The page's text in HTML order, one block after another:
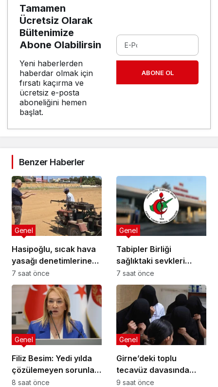
Tamamen
Ücretsiz Olarak
Bültenimize
Abone Olabilirsin
Yeni haberlerden
haberdar olmak için
fırsatı kaçırma ve
ücretsiz e-posta
aboneliğini hemen
başlat.
ABONE OL
Benzer Haberler
Hasipoğlu, sıcak hava
yasağı denetimlerine
sahada katıldı
Genel
7 saat önce
Tabipler Birliği
sağlıktaki sevkleri
eleştirdi: Harcamalar
kamuoyuyla
paylaşılmalı!
Genel
7 saat önce
Filiz Besim: Yedi yılda
çözülemeyen sorunlar
seçim öncesinde
Genel
8 saat önce
Girne’deki toplu
tecavüz davasında
karar: 5 sanığa toplam
Genel
9 saat önce